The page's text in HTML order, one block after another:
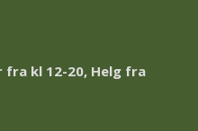
kl 12-20, Helg fra